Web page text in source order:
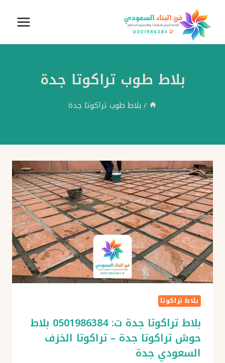
المحتوى
بلاط طوب تراكوتا جدة
/ بلاط طوب تراكوتا جدة
بلاط تراكوتا
بلاط تراكوتا جدة ت: 0501986384 بلاط
حوش تراكوتا جدة – تراكوتا الخزف
السعودي جدة